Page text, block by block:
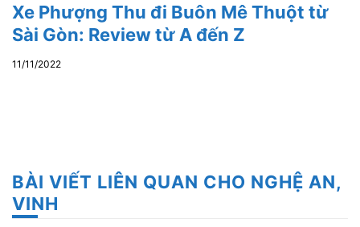
Xe Phượng Thu đi Buôn Mê Thuột từ
Sài Gòn: Review từ A đến Z
11/11/2022
BÀI VIẾT LIÊN QUAN CHO NGHỆ AN,
VINH